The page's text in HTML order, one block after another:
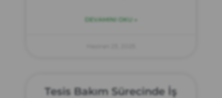
DEVAMINI OKU »
Tesis Bakım Sürecinde İş